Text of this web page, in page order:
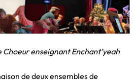
Choeur enseignant Enchant’yeah
de deux ensembles de